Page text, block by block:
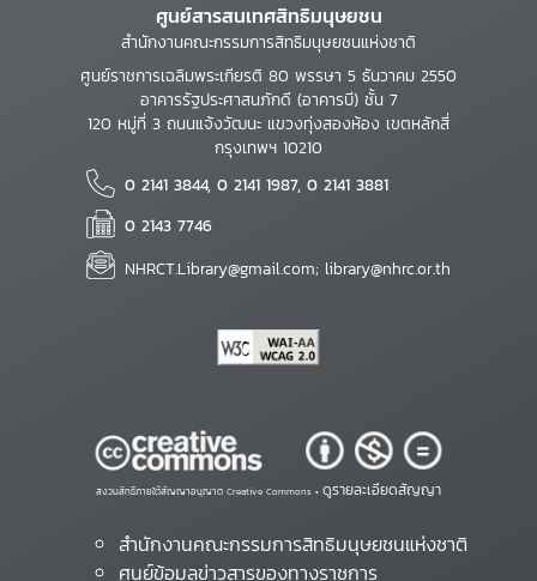
ศูนย์สารสนเทศสิทธิมนุษยชน
สำนักงานคณะกรรมการสิทธิมนุษยชนแห่งชาติ
ศูนย์ราชการเฉลิมพระเกียรติ 80 พรรษา 5 ธันวาคม 2550
อาคารรัฐประศาสนภักดี (อาคารบี) ชั้น 7
120 หมู่ที่ 3 ถนนแจ้งวัฒนะ แขวงทุ่งสองห้อง เขตหลักสี่
กรุงเทพฯ 10210
0 2141 3844, 0 2141 1987, 0 2141 3881
0 2143 7746
NHRCT.Library@gmail.com; library@nhrc.or.th
สงวนสิทธิ์ภายใต้สัญญาอนุญาต Creative Commons • ดูรายละเอียดสัญญา
สำนักงานคณะกรรมการสิทธิมนุษยชนแห่งชาติ
ศูนย์ข้อมูลข่าวสารของทางราชการ